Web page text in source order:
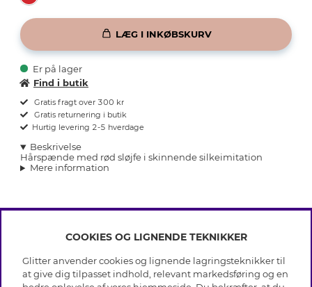
LÆG I INKØBSKURV
Er på lager
Find i butik
Gratis fragt over 300 kr
Gratis returnering i butik
Hurtig levering 2-5 hverdage
Beskrivelse
Hårspænde med rød sløjfe i skinnende silkeimitation
Mere information
INFO
Betingelser
Databeskyttelsespolitik
OM GLITTER
COOKIES OG LIGNENDE TEKNIKKER
Glitter anvender cookies og lignende lagringsteknikker til
at give dig tilpasset indhold, relevant markedsføring og en